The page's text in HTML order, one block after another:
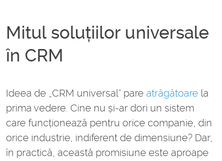
Mitul soluțiilor universale
în CRM
Ideea de „CRM universal” pare atrăgătoare la
prima vedere. Cine nu și-ar dori un sistem
care funcționează pentru orice companie, din
orice industrie, indiferent de dimensiune? Dar,
în practică, această promisiune este aproape